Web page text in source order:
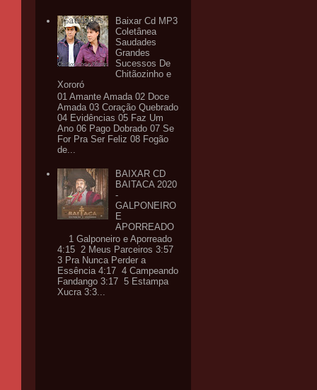
Baixar Cd MP3
Coletânea
Saudades
Grandes
Sucessos De
Chitãozinho e
Xororó
01 Amante Amada 02 Doce
Amada 03 Coração Quebrado
04 Evidências 05 Faz Um
Ano 06 Pago Dobrado 07 Se
For Pra Ser Feliz 08 Fogão
de...
BAIXAR CD
BAITACA 2020
-
GALPONEIRO
E
APORREADO
1 Galponeiro e Aporreado
4:15 2 Meus Parceiros 3:57
3 Pra Nunca Perder a
Essência 4:17 4 Campeando
Fandango 3:17 5 Estampa
Xucra 3:3...